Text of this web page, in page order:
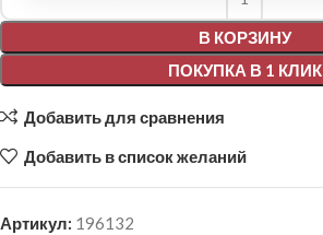
В КОРЗИНУ
ПОКУПКА В 1 КЛИК
Добавить для сравнения
Добавить в список желаний
Артикул: 196132